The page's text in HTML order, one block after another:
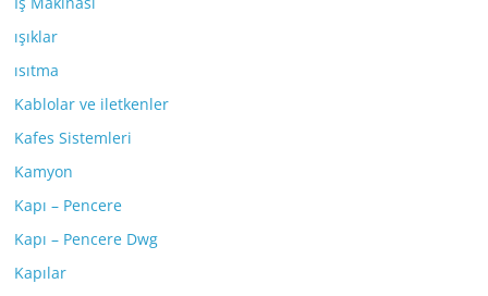
ışıklar
ısıtma
Kablolar ve iletkenler
Kafes Sistemleri
Kamyon
Kapı – Pencere
Kapı – Pencere Dwg
Kapılar